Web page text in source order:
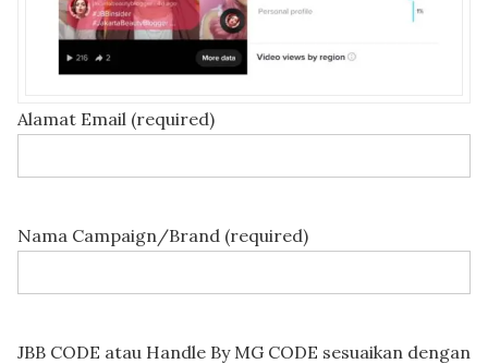
Alamat Email (required)
Nama Campaign/Brand (required)
JBB CODE atau Handle By MG CODE sesuaikan dengan